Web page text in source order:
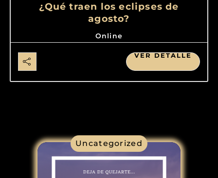
¿Qué traen los eclipses de
agosto?
Online
VER DETALLE
Uncategorized